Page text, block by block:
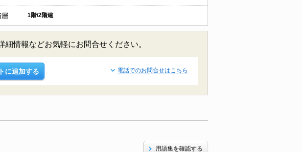
層 1階/2階建
情報などお気軽にお問合せください。
に追加する 電話でのお問合せはこちら
用語集を確認する